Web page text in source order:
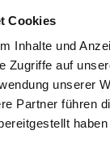
Cookies
Inhalte und
Zugriffe auf
unserer
Partner führen